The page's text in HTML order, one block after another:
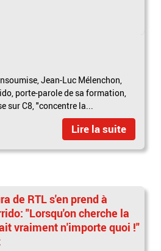
Jean-Luc Mélenchon,
porte-parole de sa formation,
sur C8, "concentre la...
Lire la suite
de RTL s'en prend à
"Lorsqu'on cherche la
vraiment n'importe quoi !"